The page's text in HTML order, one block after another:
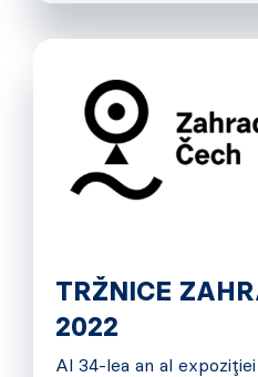
TRŽNICE
2022
Al 34-lea an al